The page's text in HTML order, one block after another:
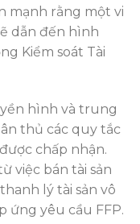
mạnh rằng một vi
dẫn đến hình
Kiểm soát Tài
hình và trung
thủ các quy tắc
chấp nhận.
việc bán tài sản
lý tài sản vô
ứng yêu cầu FFP.